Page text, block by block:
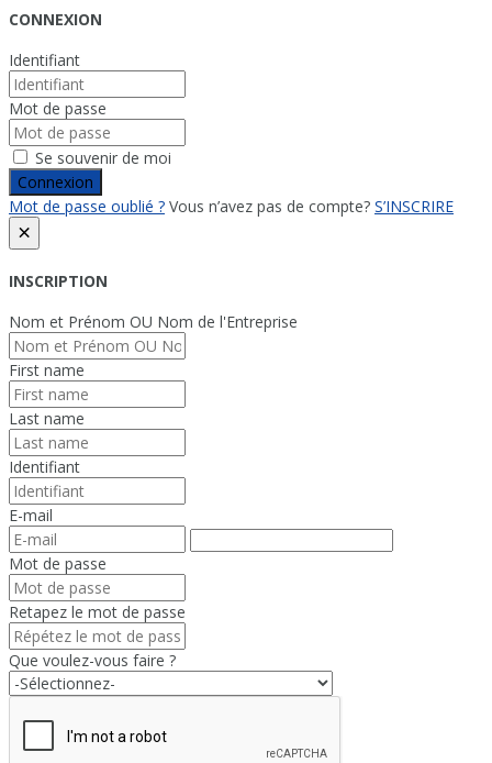
CONNEXION
Identifiant
Mot de passe
Se souvenir de moi
Connexion
Mot de passe oublié ? Vous n’avez pas de compte? S’INSCRIRE
×
INSCRIPTION
Nom et Prénom OU Nom de l'Entreprise
First name
Last name
Identifiant
E-mail
Mot de passe
Retapez le mot de passe
Que voulez-vous faire ?